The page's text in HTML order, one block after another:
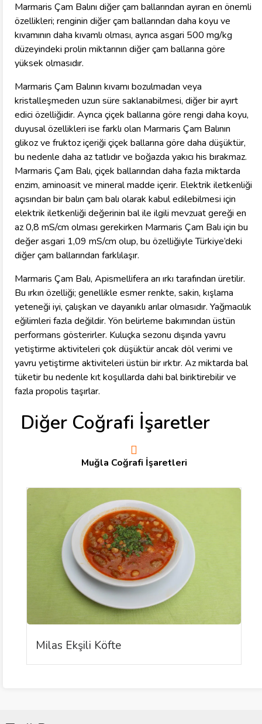
Marmaris Çam Balını diğer çam ballarından ayıran en önemli
özellikleri; renginin diğer çam ballarından daha koyu ve
kıvamının daha kıvamlı olması, ayrıca asgari 500 mg/kg
düzeyindeki prolin miktarının diğer çam ballarına göre
yüksek olmasıdır.
Marmaris Çam Balının kıvamı bozulmadan veya
kristalleşmeden uzun süre saklanabilmesi, diğer bir ayırt
edici özelliğidir. Ayrıca çiçek ballarına göre rengi daha koyu,
duyusal özellikleri ise farklı olan Marmaris Çam Balının
glikoz ve fruktoz içeriği çiçek ballarına göre daha düşüktür,
bu nedenle daha az tatlıdır ve boğazda yakıcı his bırakmaz.
Marmaris Çam Balı, çiçek ballarından daha fazla miktarda
enzim, aminoasit ve mineral madde içerir. Elektrik iletkenliği
açısından bir balın çam balı olarak kabul edilebilmesi için
elektrik iletkenliği değerinin bal ile ilgili mevzuat gereği en
az 0,8 mS/cm olması gerekirken Marmaris Çam Balı için bu
değer asgari 1,09 mS/cm olup, bu özelliğiyle Türkiye’deki
diğer çam ballarından farklılaşır.
Marmaris Çam Balı, Apismellifera arı ırkı tarafından üretilir.
Bu ırkın özelliği; genellikle esmer renkte, sakin, kışlama
yeteneği iyi, çalışkan ve dayanıklı arılar olmasıdır. Yağmacılık
eğilimleri fazla değildir. Yön belirleme bakımından üstün
performans gösterirler. Kuluçka sezonu dışında yavru
yetiştirme aktiviteleri çok düşüktür ancak döl verimi ve
yavru yetiştirme aktiviteleri üstün bir ırktır. Az miktarda bal
tüketir bu nedenle kıt koşullarda dahi bal biriktirebilir ve
fazla propolis taşırlar.
Diğer Coğrafi İşaretler
Muğla Coğrafi İşaretleri
Milas Ekşili Köfte